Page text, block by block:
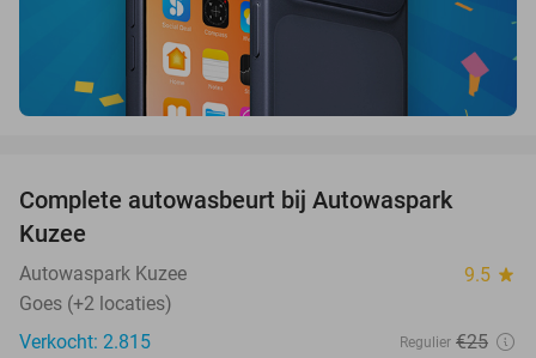
Complete autowasbeurt bij Autowaspark
Kuzee
Autowaspark Kuzee 9.5 star
Goes (+2 locaties)
Verkocht: 2.815
Regulier €25